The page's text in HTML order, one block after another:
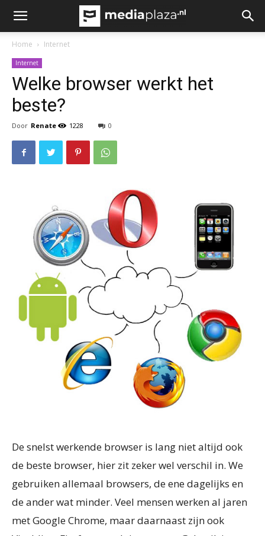
Home Internet
Internet
Welke browser werkt het
beste?
Door Renate 1228 0
De snelst werkende browser is lang niet altijd ook
de beste browser, hier zit zeker wel verschil in. We
gebruiken allemaal browsers, de ene dagelijks en
de ander wat minder. Veel mensen werken al jaren
met Google Chrome, maar daarnaast zijn ook